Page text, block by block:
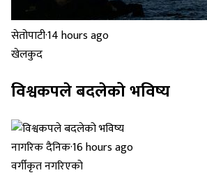
सेतोपाटी·14 hours ago
खेलकुद
विश्वकपले बदलेको भविष्य
नागरिक दैनिक·16 hours ago
वर्गीकृत नगरिएको